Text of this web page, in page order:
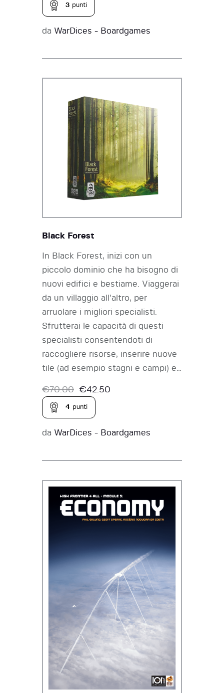
3 punti
da WarDices - Boardgames
Black Forest
In Black Forest, inizi con un
piccolo dominio che ha bisogno di
nuovi edifici e bestiame. Viaggerai
da un villaggio all’altro, per
arruolare i migliori specialisti.
Sfrutterai le capacità di questi
specialisti consentendoti di
raccogliere risorse, inserire nuove
tile (ad esempio stagni e campi) e…
€70.00 €42.50
4 punti
da WarDices - Boardgames